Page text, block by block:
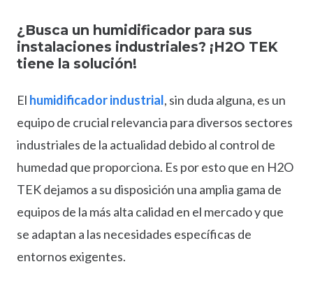
¿Busca un humidificador para sus
instalaciones industriales? ¡H2O TEK
tiene la solución!
El humidificador industrial, sin duda alguna, es un
equipo de crucial relevancia para diversos sectores
industriales de la actualidad debido al control de
humedad que proporciona. Es por esto que en H2O
TEK dejamos a su disposición una amplia gama de
equipos de la más alta calidad en el mercado y que
se adaptan a las necesidades específicas de
entornos exigentes.